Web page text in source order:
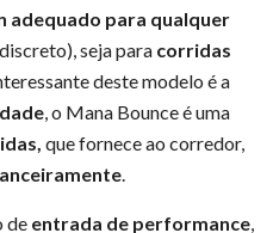
adequado para qualquer
seja para corridas
deste modelo é a
, o Mana Bounce é uma
que fornece ao corredor,
.
de entrada de performance,